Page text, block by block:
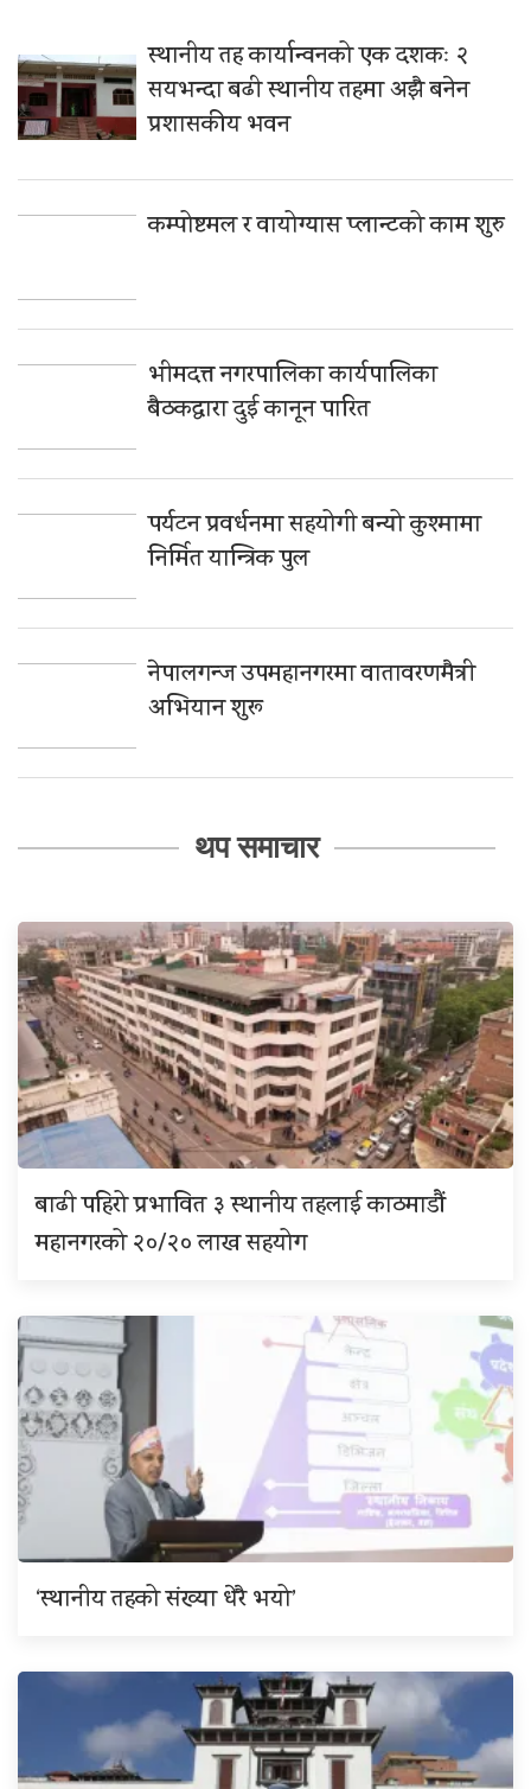
स्थानीय तह कार्यान्वनको एक दशकः २
सयभन्दा बढी स्थानीय तहमा अझै बनेन
प्रशासकीय भवन
कम्पोष्टमल र वायोग्यास प्लान्टको काम शुरु
भीमदत्त नगरपालिका कार्यपालिका
बैठकद्वारा दुई कानून पारित
पर्यटन प्रवर्धनमा सहयोगी बन्यो कुश्मामा
निर्मित यान्त्रिक पुल
नेपालगन्ज उपमहानगरमा वातावरणमैत्री
अभियान शुरू
थप समाचार
बाढी पहिरो प्रभावित ३ स्थानीय तहलाई काठमाडौं
महानगरको २०/२० लाख सहयोग
‘स्थानीय तहको संख्या धेरै भयो’